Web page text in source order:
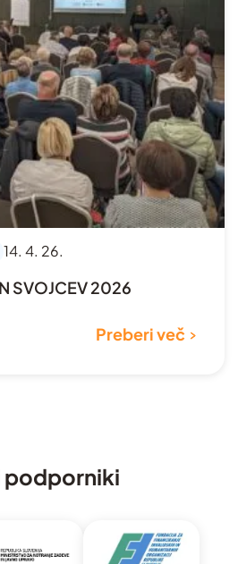
14. 4. 26.
SVOJCEV 2026
Preberi več
podporniki